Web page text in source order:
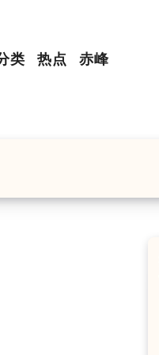
类 热点 赤峰